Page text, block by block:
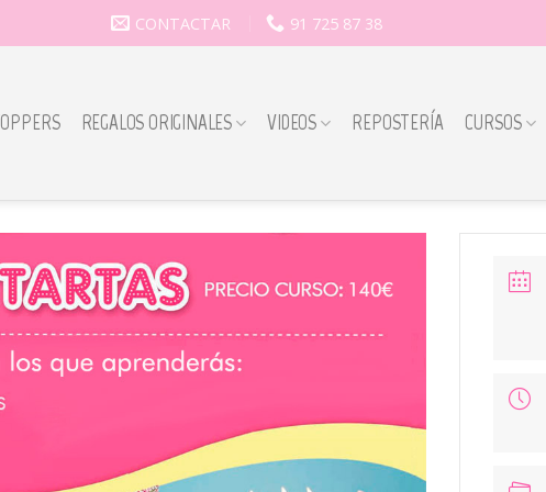
CONTACTAR 91 725 87 38
REGALOS ORIGINALES VIDEOS REPOSTERÍA CURSOS